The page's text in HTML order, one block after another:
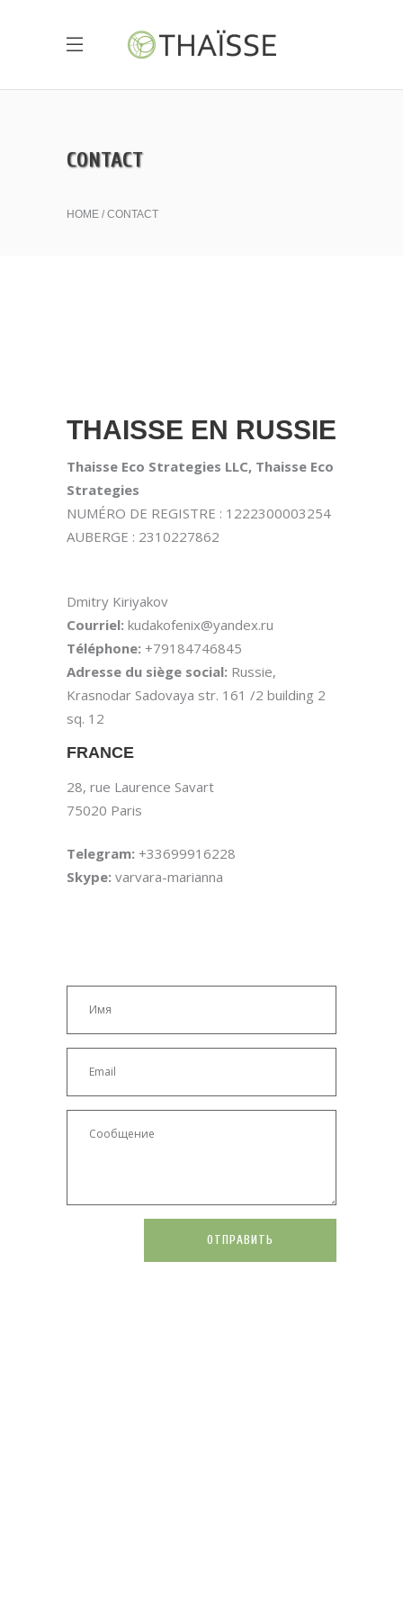
CONTACT
HOME CONTACT
THAISSE EN RUSSIE
Thaisse Eco Strategies LLC, Thaisse Eco
Strategies
NUMÉRO DE REGISTRE : 1222300003254
AUBERGE : 2310227862
Dmitry Kiriyakov
Courriel: kudakofenix@yandex.ru
Téléphone: +79184746845
Adresse du siège social: Russie,
Krasnodar Sadovaya str. 161 /2 building 2
sq. 12
FRANCE
28, rue Laurence Savart
75020 Paris
Telegram: +33699916228
Skype: varvara-marianna